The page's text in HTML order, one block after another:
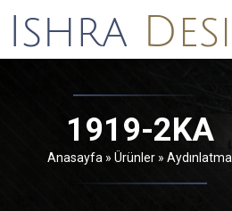
1919-2KA
Anasayfa » Ürünler » Aydınlatma